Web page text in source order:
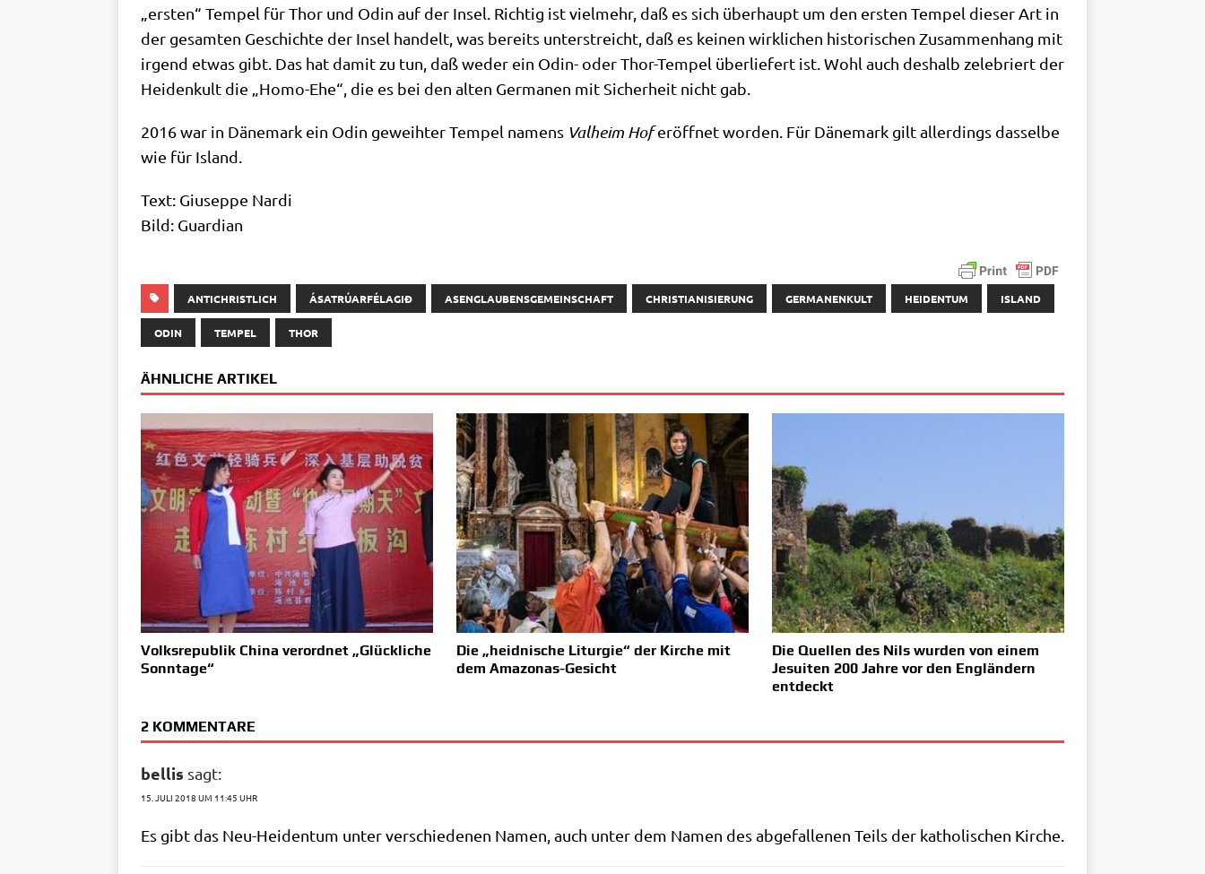
„ersten“ Tem­pel für Thor und Odin auf der Insel. Rich­tig ist viel­mehr, daß es sich über­haupt um den ersten Tem­pel die­ser Art in
der gesam­ten Geschich­te der Insel han­delt, was bereits unter­streicht, daß es kei­nen wirk­li­chen histo­ri­schen Zusam­men­hang mit
irgend etwas gibt. Das hat damit zu tun, daß weder ein Odin- oder Thor-Tem­pel über­lie­fert ist. Wohl auch des­halb zele­briert der
Hei­den­kult die „Homo-Ehe“, die es bei den alten Ger­ma­nen mit Sicher­heit nicht gab.
2016 war in Däne­mark ein Odin geweih­ter Tem­pel namens Val­heim Hoferöff­net wor­den. Für Däne­mark gilt aller­dings das­sel­be
wie für Island.
Text: Giu­sep­pe Nardi
Bild: Guardian
ANTICHRISTLICH ÁSATRÚARFÉLAGIÐ ASENGLAUBENSGEMEINSCHAFT CHRISTIANISIERUNG GERMANENKULT HEIDENTUM ISLAND
ODIN TEMPEL THOR
ÄHNLICHE ARTIKEL
Volksrepublik China verordnet „Glückliche
Sonntage“
Die „heidnische Liturgie“ der Kirche mit
dem Amazonas-Gesicht
Die Quellen des Nils wurden von einem
Jesuiten 200 Jahre vor den Engländern
entdeckt
2 KOMMENTARE
bellis sagt:
15. JULI 2018 UM 11:45 UHR
Es gibt das Neu-Hei­den­tum unter ver­schie­de­nen Namen, auch unter dem Namen des abge­fal­le­nen Teils der katho­li­schen Kirche.